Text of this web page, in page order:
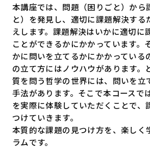
本講座では、問題（困りごと）から
と）を発見し、適切に課題解決する
えします。課題解決はいかに適切に
ことができるかにかかっています。
かに問いを立てるかにかかっている
の立て方にはノウハウがあります。
質を問う哲学の世界には、問いを立
手法があります。そこで本コースで
を実際に体験していただくことで、
つけていきます。
本質的な課題の見つけ方を、楽しく
ラムです。